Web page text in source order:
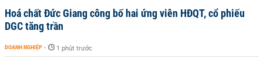
Hoá chất Đức Giang công bố hai ứng viên HĐQT, cổ phiếu
DGC tăng trần
DOANH NGHIỆP - 1 phút trước